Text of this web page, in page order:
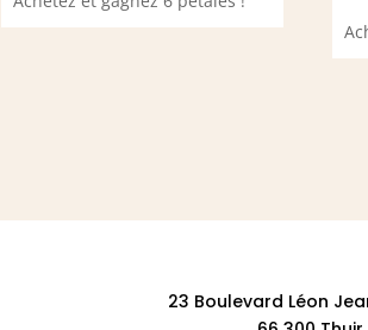
23 Boulevard Léon